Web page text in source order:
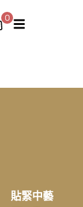
0
貼緊中藝